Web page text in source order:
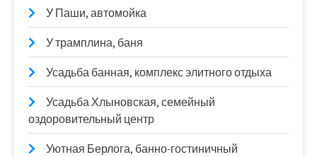
У Паши, автомойка
У трамплина, баня
Усадьба банная, комплекс элитного отдыха
Усадьба Хлыновская, семейный
оздоровительный центр
Уютная Берлога, банно-гостиничный